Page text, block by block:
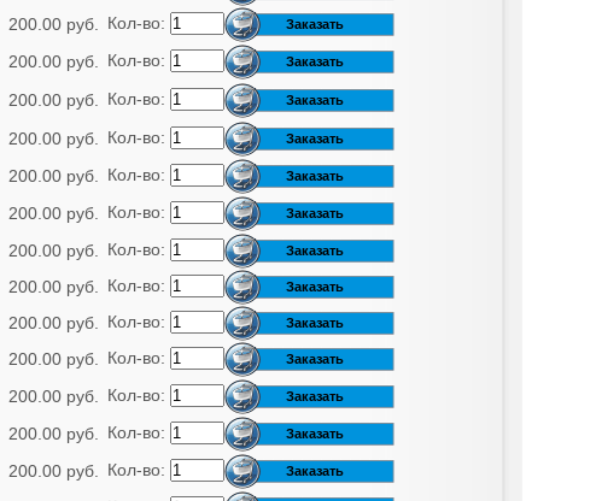
200.00 руб.
Кол-во:
200.00 руб.
Кол-во:
200.00 руб.
Кол-во:
200.00 руб. Кол-во:
200.00 руб.
Кол-во:
200.00 руб. Кол-во:
200.00 руб.
Кол-во:
200.00 руб.
Кол-во:
200.00 руб.
Кол-во:
200.00 руб.
Кол-во:
200.00 руб. Кол-во:
200.00 руб.
Кол-во:
200.00 руб. Кол-во: